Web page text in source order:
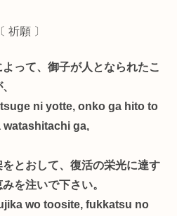
〔 祈願 〕
って、御子が人となられたこ
ni yotte, onko ga hito to
ga,
とおして、復活の栄光に達す
を注いで下さい。
wo toosite, fukkatsu no